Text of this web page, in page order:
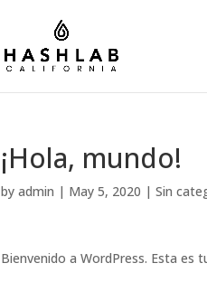
¡Hola, mundo!
byadmin | May 5, 2020 |Sin
Bienvenido a WordPress. Esta es